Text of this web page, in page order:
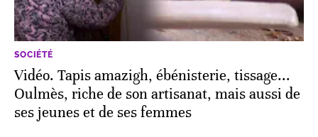
SOCIÉTÉ
Vidéo. Tapis amazigh, ébénisterie, tissage...
Oulmès, riche de son artisanat, mais aussi de
ses jeunes et de ses femmes